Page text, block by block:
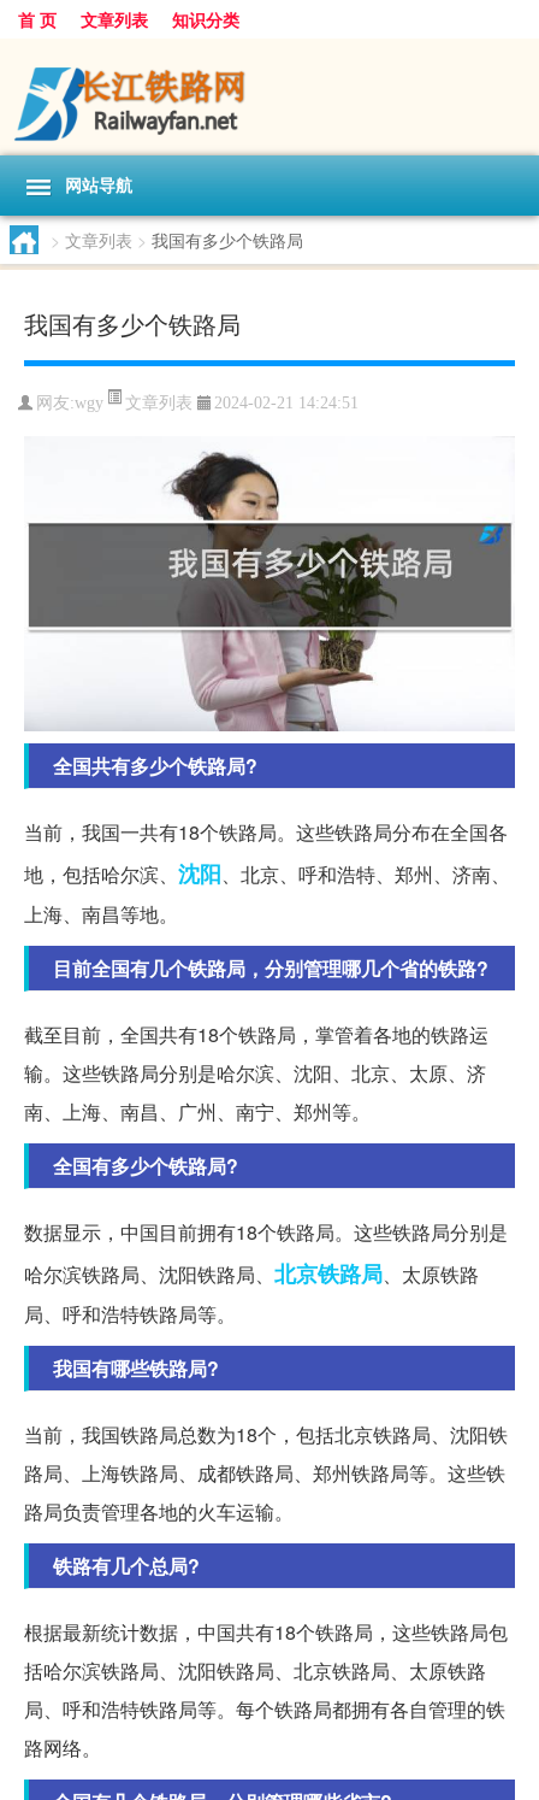
首 页 文章列表 知识分类
网站导航
> 文章列表 > 我国有多少个铁路局
我国有多少个铁路局
网友:wgy 文章列表 2024-02-21 14:24:51
全国共有多少个铁路局?
当前，我国一共有18个铁路局。这些铁路局分布在全国各
地，包括哈尔滨、 沈阳 、北京、呼和浩特、郑州、济南、
上海、南昌等地。
目前全国有几个铁路局，分别管理哪几个省的铁路?
截至目前，全国共有18个铁路局，掌管着各地的铁路运
输。这些铁路局分别是哈尔滨、沈阳、北京、太原、济
南、上海、南昌、广州、南宁、郑州等。
全国有多少个铁路局?
数据显示，中国目前拥有18个铁路局。这些铁路局分别是
哈尔滨铁路局、沈阳铁路局、 北京铁路局 、太原铁路
局、呼和浩特铁路局等。
我国有哪些铁路局?
当前，我国铁路局总数为18个，包括北京铁路局、沈阳铁
路局、上海铁路局、成都铁路局、郑州铁路局等。这些铁
路局负责管理各地的火车运输。
铁路有几个总局?
根据最新统计数据，中国共有18个铁路局，这些铁路局包
括哈尔滨铁路局、沈阳铁路局、北京铁路局、太原铁路
局、呼和浩特铁路局等。每个铁路局都拥有各自管理的铁
路网络。